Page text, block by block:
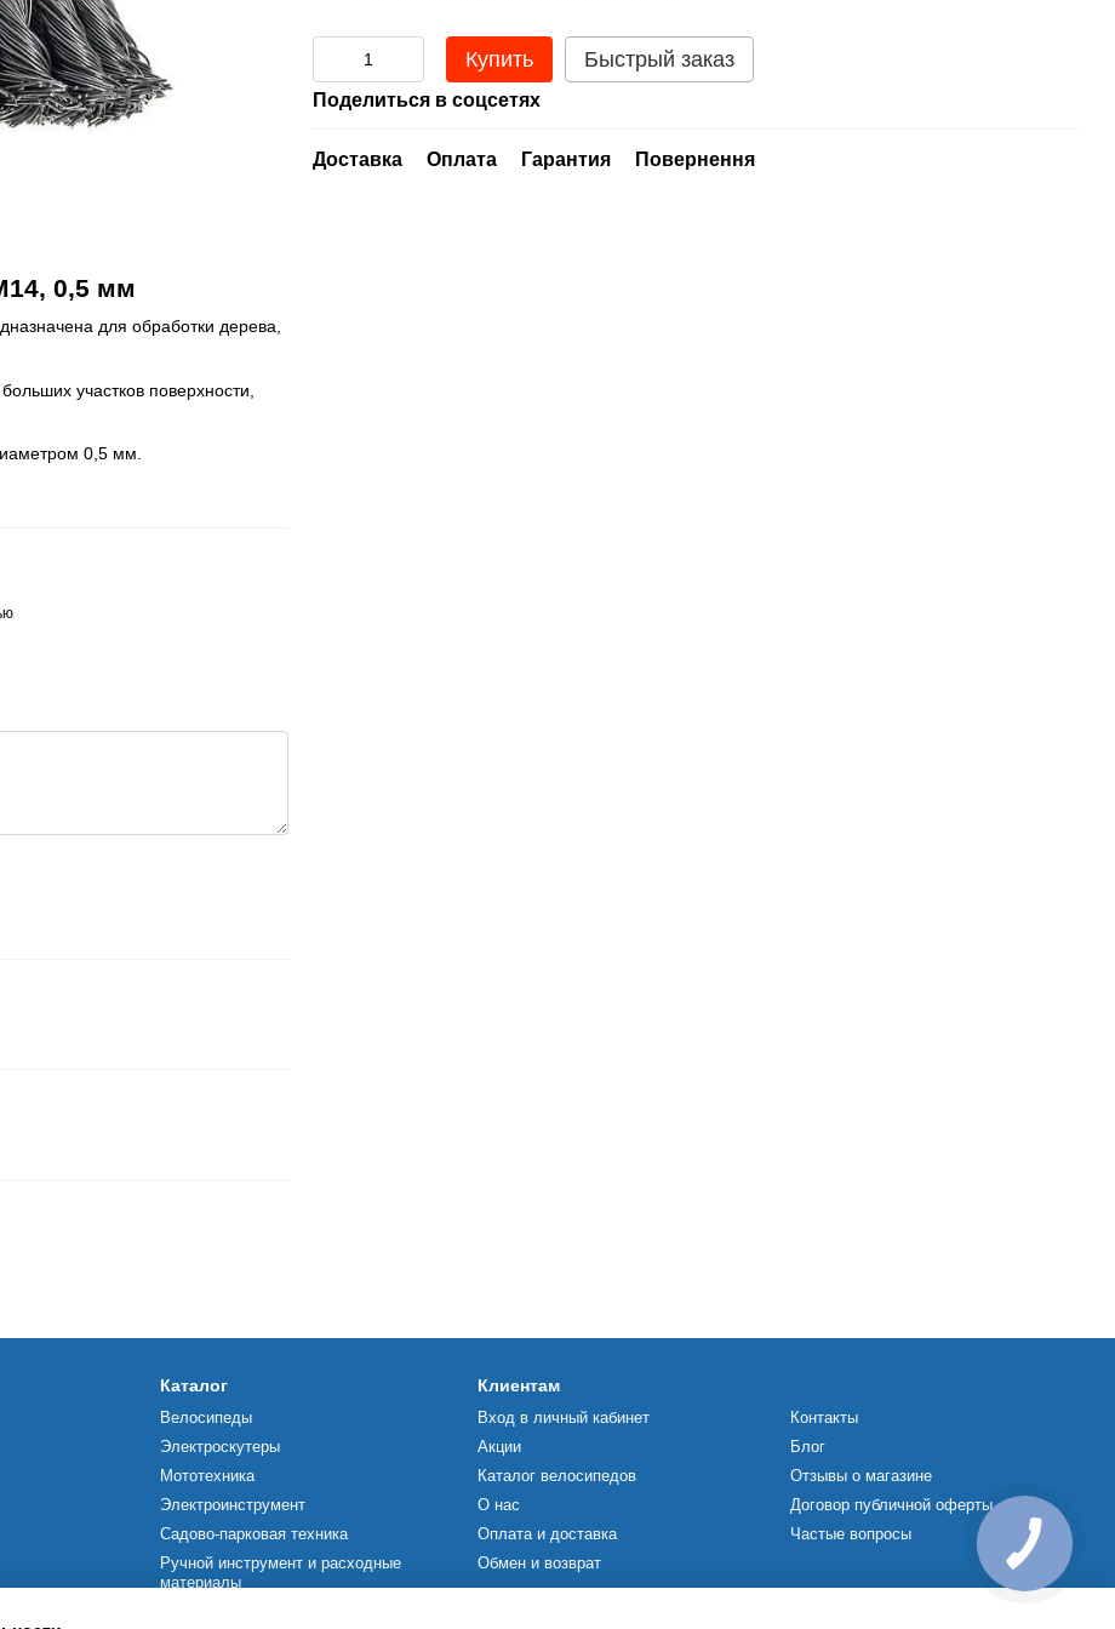
0,5 мм
для обработки дерева,
участков поверхности,
0,5 мм.
Купить Быстрый заказ
Поделиться в соцсетях
Доставка Оплата Гарантия Повернення
Каталог
Велосипеды
Электроскутеры
Мототехника
Электроинструмент
Садово-парковая техника
Ручной инструмент и расходные
материалы
Клиентам
Вход в личный кабинет
Акции
Каталог велосипедов
О нас
Оплата и доставка
Обмен и возврат
Контакты
Блог
Отзывы о магазине
Договор публичной оферты
Частые вопросы